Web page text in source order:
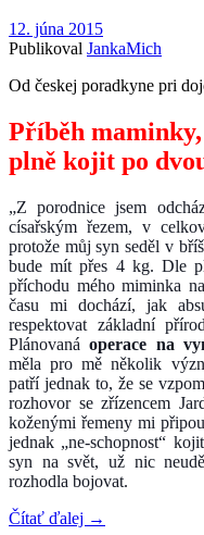
12. júna 2015
Publikoval JankaMich
Od českej poradkyne pri
Příběh
plně kojit po
„Z porodnice jsem
císařským řezem, v
protože můj syn seděl v
bude mít přes 4 kg. Dle
příchodu mého miminka
času mi dochází, jak
respektovat základní
Plánovanáoperace na
měla pro mě několik
patří jednak to, že se
rozhovor se zřízencem
koženými řemeny mi
jednak „ne-schopnost“
syn na svět, už nic
rozhodla bojovat.
Čítať ďalej →